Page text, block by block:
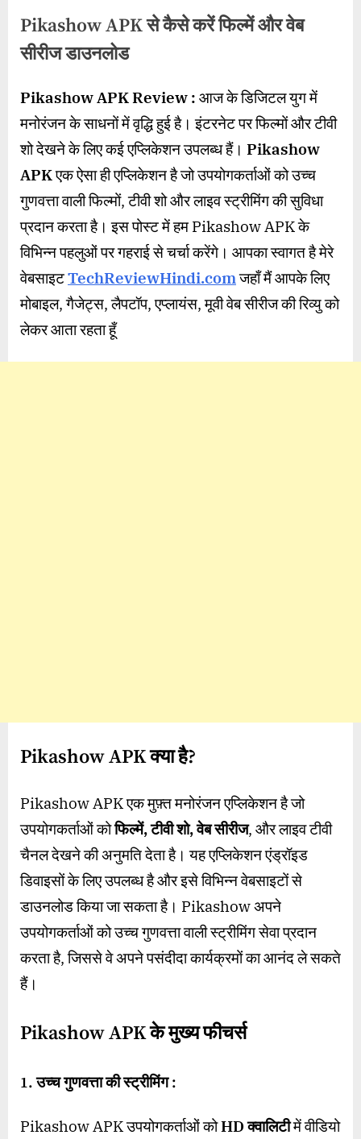
Pikashow APK से कैसे करें फिल्में और वेब
सीरीज डाउनलोड
on
Pikashow
APK
से
कैसे
करें
फिल्में
वेब
सीरीज
डाउनलोड
Pikashow APK Review : आज के डिजिटल युग में
मनोरंजन के साधनों में वृद्धि हुई है। इंटरनेट पर फिल्मों और टीवी
शो देखने के लिए कई एप्लिकेशन उपलब्ध हैं। Pikashow
APKएक ऐसा ही एप्लिकेशन है जो उपयोगकर्ताओं को उच्च
गुणवत्ता वाली फिल्मों, टीवी शो और लाइव स्ट्रीमिंग की सुविधा
प्रदान करता है। इस पोस्ट में हम Pikashow APK के
विभिन्न पहलुओं पर गहराई से चर्चा करेंगे। आपका स्वागत है मेरे
वेबसाइटTechReviewHindi.comजहाँ मैं आपके लिए
मोबाइल, गैजेट्स, लैपटॉप, एप्लायंस, मूवी वेब सीरीज की रिव्यु को
लेकर आता रहता हूँ
Pikashow APK क्या है?
Pikashow APK एक मुफ़्त मनोरंजन एप्लिकेशन है जो
उपयोगकर्ताओं कोफिल्में, टीवी शो, वेब सीरीज, और लाइव टीवी
चैनल देखने की अनुमति देता है। यह एप्लिकेशन एंड्रॉइड
डिवाइसों के लिए उपलब्ध है और इसे विभिन्न वेबसाइटों से
डाउनलोड किया जा सकता है। Pikashow अपने
उपयोगकर्ताओं को उच्च गुणवत्ता वाली स्ट्रीमिंग सेवा प्रदान
करता है, जिससे वे अपने पसंदीदा कार्यक्रमों का आनंद ले सकते
हैं।
Pikashow APK के मुख्य फीचर्स
1. उच्च गुणवत्ता की स्ट्रीमिंग :
Pikashow APK उपयोगकर्ताओं कोHD क्वालिटीमें वीडियो